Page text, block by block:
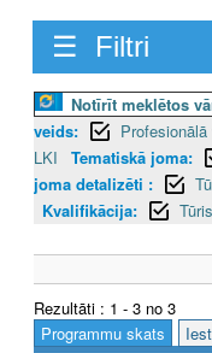
☰ Filtri
Notīrīt meklētos
veids:
LKI
Tematiskā joma:
joma detalizēti :
Kvalifikācija:
Rezultāti : 1 - 3 no 3
Programmu skats